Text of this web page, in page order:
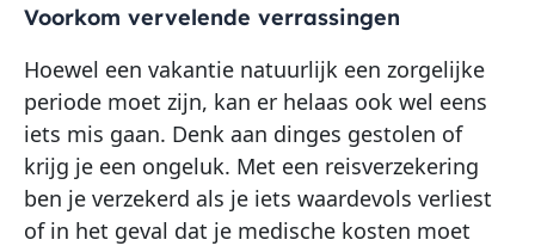
Voorkom vervelende verrassingen
Hoewel een vakantie natuurlijk een zorgelijke
periode moet zijn, kan er helaas ook wel eens
iets mis gaan. Denk aan dinges gestolen of
krijg je een ongeluk. Met een reisverzekering
ben je verzekerd als je iets waardevols verliest
of in het geval dat je medische kosten moet